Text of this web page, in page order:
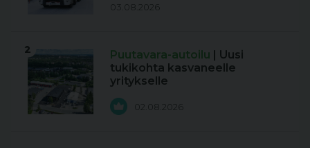
03.08.2026
2 Puutavara-autoilu | Uusi
tukikohta kasvaneelle
yritykselle
02.08.2026